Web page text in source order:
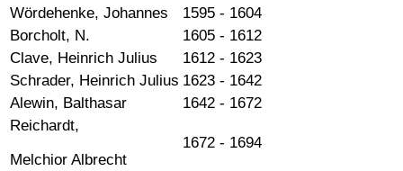
Wördehenke, Johannes
1595 - 1604
Borcholt, N.
1605 - 1612
Clave, Heinrich Julius
1612 - 1623
Schrader, Heinrich Julius 1623 - 1642
Alewin, Balthasar
1642 - 1672
Reichardt,
Melchior Albrecht
1672 - 1694